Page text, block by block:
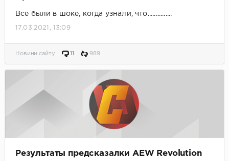
Все были в шоке, когда узнали, что...............
17.03.2021, 13:09
Новини сайту 11 989
Результаты предсказалки AEW Revolution